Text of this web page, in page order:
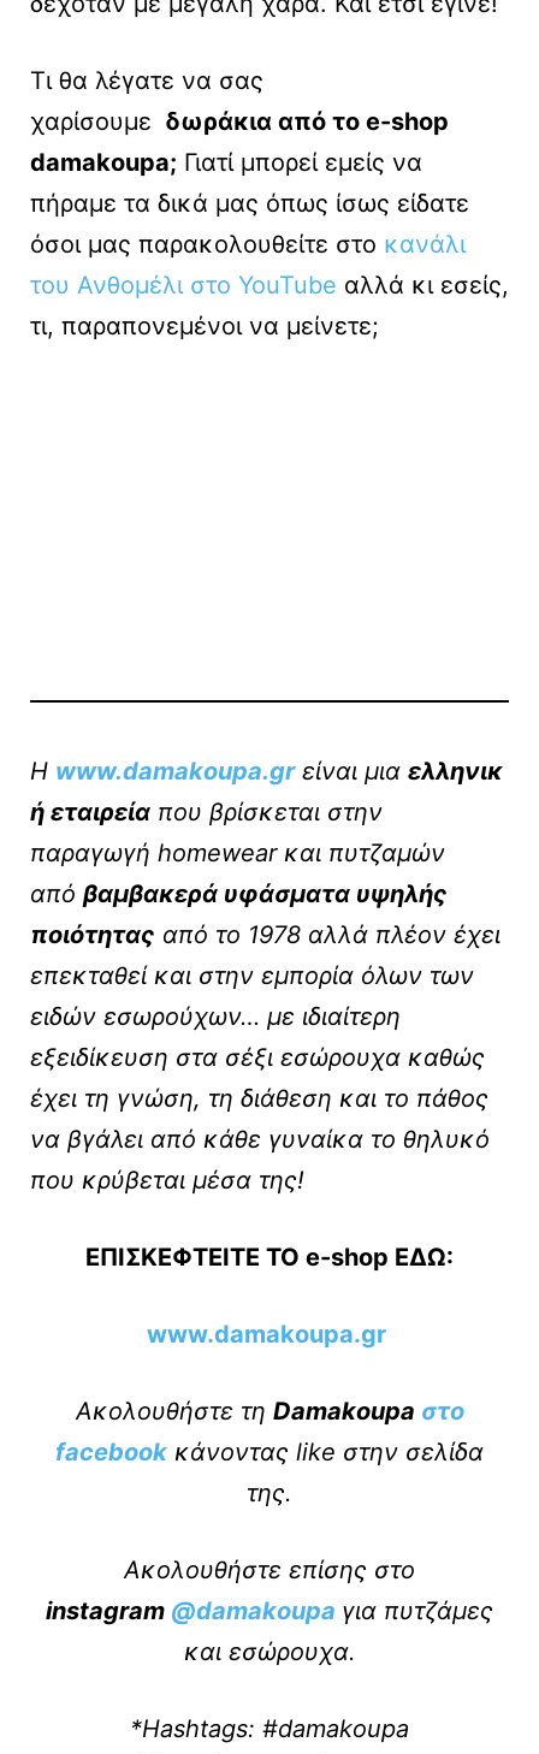
Τι θα λέγατε να σας
χαρίσουμε δωράκια από τo e-shop
damakoupa; Γιατί μπορεί εμείς να
πήραμε τα δικά μας όπως ίσως είδατε
όσοι μας παρακολουθείτε στο κανάλι
του Ανθομέλι στο YouTube αλλά κι εσείς,
τι, παραπονεμένοι να μείνετε;
Η www.damakoupa.grείναι μια ελληνικ
ή εταιρεία που βρίσκεται στην
παραγωγή homewear και πυτζαμών
από βαμβακερά υφάσματα υψηλής
ποιότητας από το 1978 αλλά πλέον έχει
επεκταθεί και στην εμπορία όλων των
ειδών εσωρούχων… με ιδιαίτερη
εξειδίκευση στα σέξι εσώρουχα καθώς
έχει τη γνώση, τη διάθεση και το πάθος
να βγάλει από κάθε γυναίκα το θηλυκό
που κρύβεται μέσα της!
ΕΠΙΣΚΕΦΤΕΙΤΕ ΤΟ e-shop ΕΔΩ:
www.damakoupa.gr
Ακολουθήστε τη Damakoupa στο
facebook κάνοντας like στην σελίδα
της.
Ακολουθήστε επίσης στο
instagram @damakoupa για πυτζάμες
και εσώρουχα.
*Ηashtags: #damakoupa